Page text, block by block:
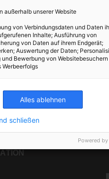
außerhalb unserer Website
von Verbindungsdaten und Daten
Inhalte; Ausführung von
von Daten auf ihrem Endgerät;
Auswertung der Daten;
Bewerbung von
Werbeerfolgs
Alles ablehnen
schließen
Powered by